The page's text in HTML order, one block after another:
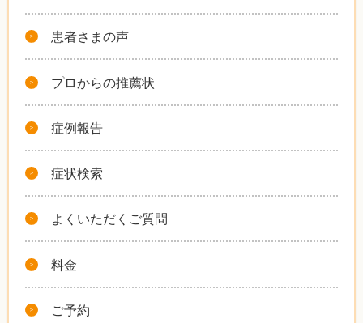
患者さまの声
プロからの推薦状
症例報告
症状検索
よくいただくご質問
料金
ご予約